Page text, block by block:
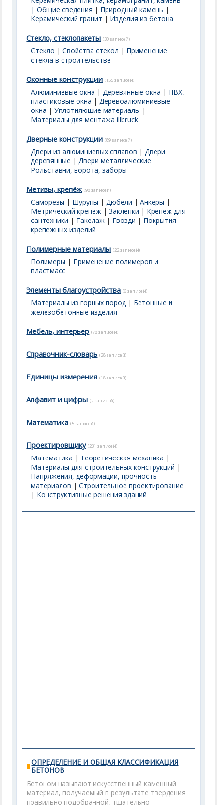
| Общие сведения | Природный камень |
Керамический гранит | Изделия из бетона
Стекло, стеклопакеты (30 записей)
Стекло |Свойства стекол | Применение
стекла в строительстве
Оконные конструкции (155 записей)
Алюминиевые окна |Деревянные окна | ПВХ,
пластиковые окна |Деревоалюминиевые
окна |Уплотняющие материалы |
Материалы для монтажа illbruck
Дверные конструкции (89 записей)
Двери из алюминиевых сплавов |Двери
деревянные |Двери металлические |
Рольставни, ворота, заборы
Метизы, крепёж (98 записей)
Саморезы | Шурупы |Дюбели |Анкеры |
Метрический крепеж |Заклепки | Крепеж для
сантехники | Такелаж | Гвозди | Покрытия
крепежных изделий
Полимерные материалы (22 записей)
Полимеры | Применение полимеров и
пластмасс
Элементы благоустройства (6 записей)
Материалы из горных пород | Бетонные и
железобетонные изделия
Мебель, интерьер (78 записей)
Справочник-словарь (28 записей)
Единицы измерения (18 записей)
Алфавит и цифры (2 записей)
Математика (5 записей)
Проектировщику (231 записей)
Математика | Теоретическая механика |
Материалы для строительных конструкций |
Напряжения, деформации, прочность
материалов |Строительное проектирование
| Конструктивные решения зданий
ОПРЕДЕЛЕНИЕ И ОБЩАЯ КЛАССИФИКАЦИЯ
БЕТОНОВ
Бетоном называют искусственный каменный
материал, получаемый в результате твердения
правильно подобранной, тщательно